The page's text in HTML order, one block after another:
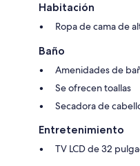
Habitación
Ropa de cama de
Baño
Amenidades de
Se ofrecen toallas
Secadora de
Entretenimiento
TV LCD de 32